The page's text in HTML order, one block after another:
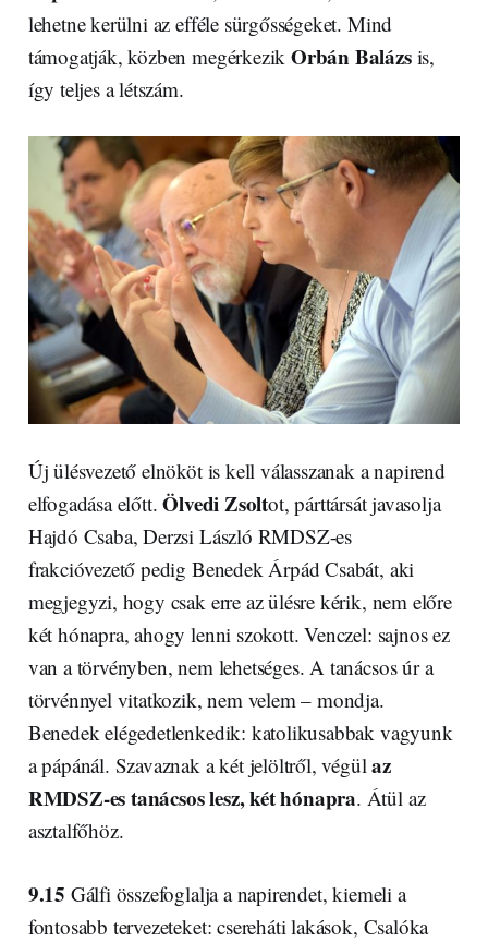
lehetne kerülni az efféle sürgősségeket. Mind
támogatják, közben megérkezikOrbán Balázsis,
így teljes a létszám.
Új ülésvezető elnököt is kell válasszanak a napirend
elfogadása előtt.Ölvedi Zsoltot, párttársát javasolja
Hajdó Csaba, Derzsi László RMDSZ-es
frakcióvezető pedig Benedek Árpád Csabát, aki
megjegyzi, hogy csak erre az ülésre kérik, nem előre
két hónapra, ahogy lenni szokott. Venczel: sajnos ez
van a törvényben, nem lehetséges. A tanácsos úr a
törvénnyel vitatkozik, nem velem – mondja.
Benedek elégedetlenkedik: katolikusabbak vagyunk
a pápánál. Szavaznak a két jelöltről, végülaz
RMDSZ-es tanácsos lesz, két hónapra. Átül az
asztalfőhöz.
9.15 Gálfi összefoglalja a napirendet, kiemeli a
fontosabb tervezeteket: csereháti lakások, Csalóka